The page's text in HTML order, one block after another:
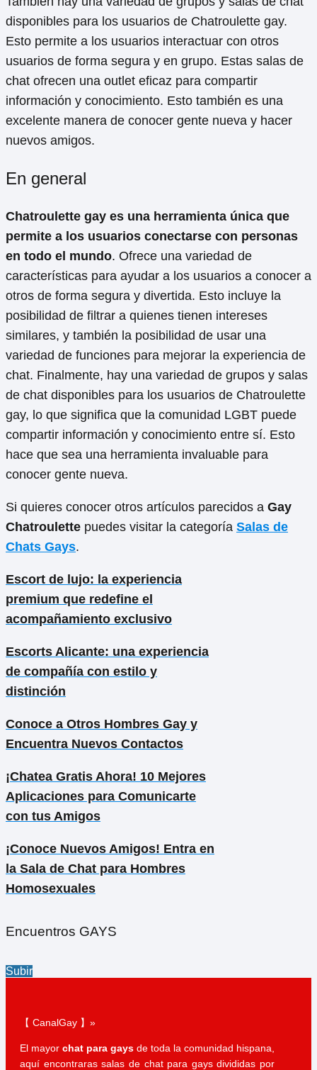
disponibles para los usuarios de Chatroulette gay.
Esto permite a los usuarios interactuar con otros
usuarios de forma segura y en grupo. Estas salas de
chat ofrecen una outlet eficaz para compartir
información y conocimiento. Esto también es una
excelente manera de conocer gente nueva y hacer
nuevos amigos.
En general
Chatroulette gay es una herramienta única que
permite a los usuarios conectarse con personas
en todo el mundo. Ofrece una variedad de
características para ayudar a los usuarios a conocer a
otros de forma segura y divertida. Esto incluye la
posibilidad de filtrar a quienes tienen intereses
similares, y también la posibilidad de usar una
variedad de funciones para mejorar la experiencia de
chat. Finalmente, hay una variedad de grupos y salas
de chat disponibles para los usuarios de Chatroulette
gay, lo que significa que la comunidad LGBT puede
compartir información y conocimiento entre sí. Esto
hace que sea una herramienta invaluable para
conocer gente nueva.
Si quieres conocer otros artículos parecidos a Gay
Chatroulette puedes visitar la categoría Salas de
Chats Gays.
Escort de lujo: la experiencia
premium que redefine el
acompañamiento exclusivo
Escorts Alicante: una experiencia
de compañía con estilo y
distinción
Conoce a Otros Hombres Gay y
Encuentra Nuevos Contactos
¡Chatea Gratis Ahora! 10 Mejores
Aplicaciones para Comunicarte
con tus Amigos
¡Conoce Nuevos Amigos! Entra en
la Sala de Chat para Hombres
Homosexuales
Encuentros GAYS
Subir
【 CanalGay 】»
El mayor chat para gays de toda la comunidad hispana,
aquí encontraras salas de chat para gays divididas por